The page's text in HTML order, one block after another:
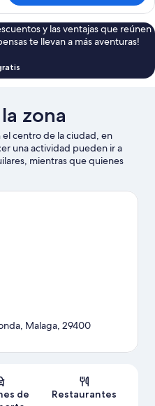
y las ventajas que reúnen
te llevan a más aventuras!
zona
el centro de la ciudad, en
una actividad pueden ir a
mientras que quienes
área pueden visitar
Malaga, 29400
de
Restaurantes